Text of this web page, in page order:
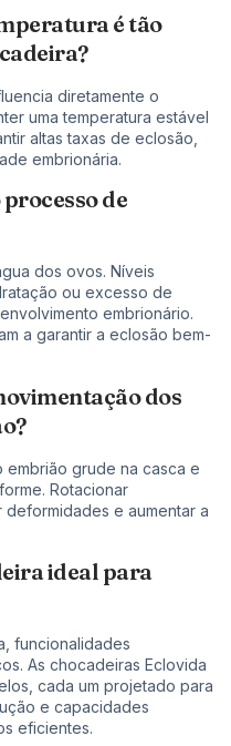
é tão
diretamente o
uma temperatura estável
altas taxas de eclosão,
embrionária.
de
dos ovos. Níveis
ou excesso de
embrionário.
a garantir a eclosão bem-
dos
grude na casca e
Rotacionar
e aumentar a
ideal para
funcionalidades
As chocadeiras Eclovida
cada um projetado para
e capacidades
eficientes.